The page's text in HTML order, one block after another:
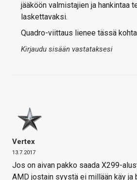
jääköön valmistajien ja hankintaa
laskettavaksi.
Quadro-viittaus lienee tässä
Kirjaudu sisään vastataksesi
Vertex
13.7.2017
Jos on aivan pakko saada X299-
AMD jostain syystä ei millään käy ja